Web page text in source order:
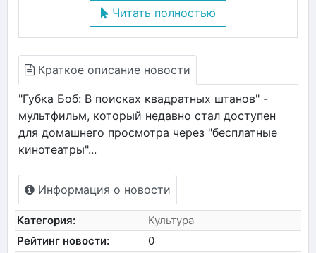
Читать полностью
Краткое описание новости
"Губка Боб: В поисках квадратных штанов" -
мультфильм, который недавно стал доступен
для домашнего просмотра через "бесплатные
кинотеатры"...
Информация о новости
Категория:
Культура
Рейтинг новости:
0